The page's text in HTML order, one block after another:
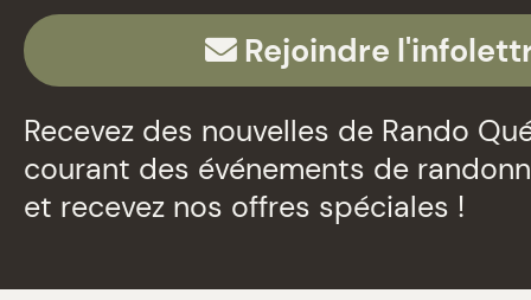
Rejoindre
Recevez des nouvelles de Rando
courant des événements de
et recevez nos offres spéciales !